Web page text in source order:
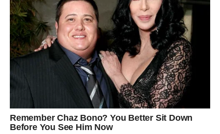
pokrenuti sređivanje doma
razmišljati o selidbi ili preuređenju
rešavati porodičnu situaciju koja dugo stoji
I ovo nije stres, već oslobađanje. Kao da Rak konačno
vraća kontrolu nad svojim životom.
NAJVAŽNIJA PORUKA ZA RAKA